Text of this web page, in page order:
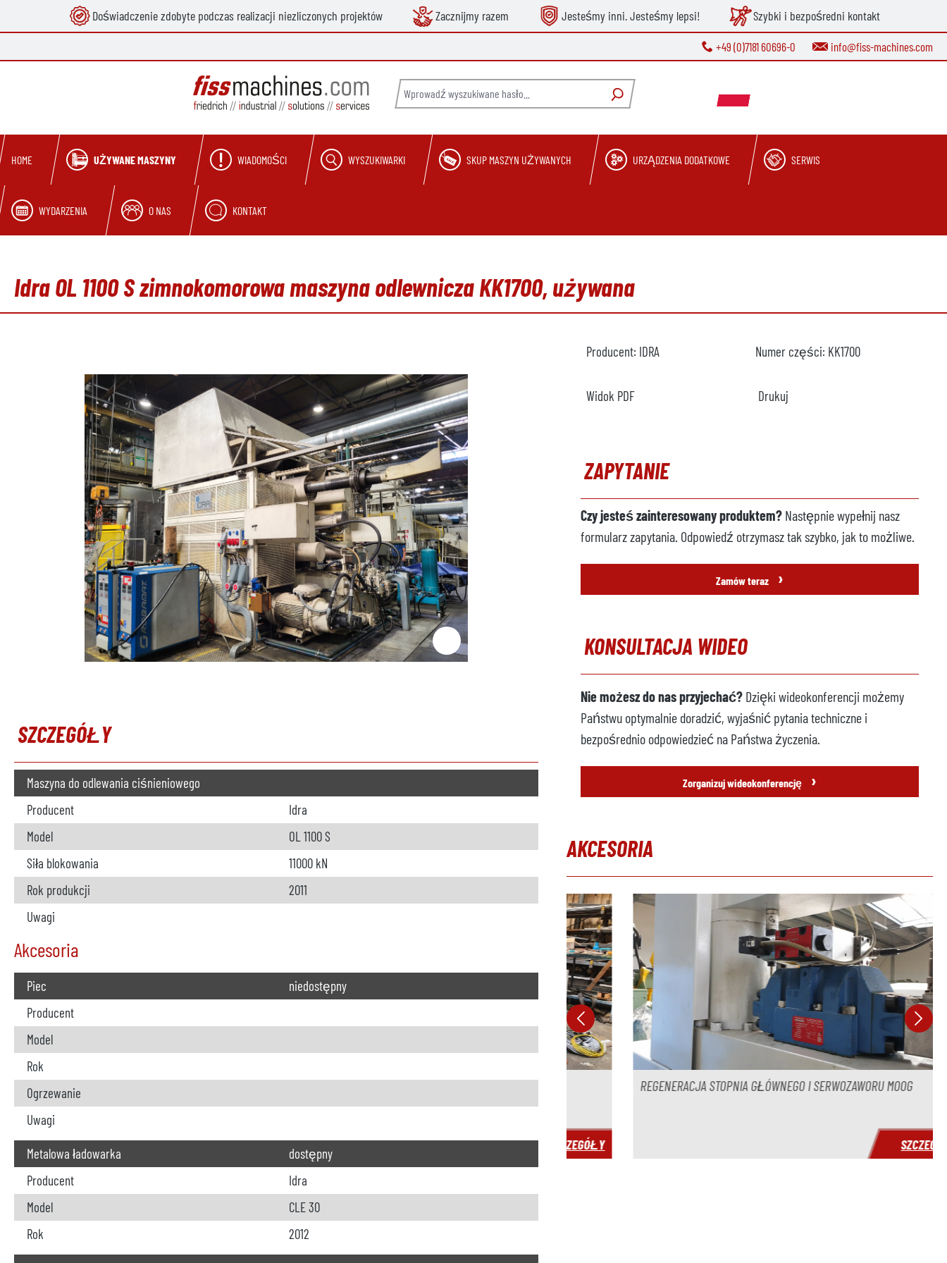
Przejdź do głównej nawigacji
Doświadczenie zdobyte podczas realizacji niezliczonych projektów Zacznijmy razem Jesteśmy inni. Jesteśmy lepsi! Szybki i bezpośredni kontakt
+49 (0)7181 60696-0 info@fiss-machines.com
HOME UŻYWANE MASZYNY WIADOMOŚCI WYSZUKIWARKI SKUP MASZYN UŻYWANYCH URZĄDZENIA DODATKOWE SERWIS
WYDARZENIA O NAS KONTAKT
Idra OL 1100 S zimnokomorowa maszyna odlewnicza KK1700, używana
SZCZEGÓŁY
Maszyna do odlewania ciśnieniowego
Producent
Idra
Model
OL 1100 S
Siła blokowania
11000 kN
Rok produkcji
2011
Uwagi
Akcesoria
Piec
niedostępny
Producent
Model
Rok
Ogrzewanie
Uwagi
Metalowa ładowarka
dostępny
Producent
Idra
Model
CLE 30
Rok
2012
Producent: IDRA Numer części: KK1700
Widok PDF Drukuj
ZAPYTANIE
Czy jesteś zainteresowany produktem? Następnie wypełnij nasz
formularz zapytania. Odpowiedź otrzymasz tak szybko, jak to możliwe.
Zamów teraz ›
KONSULTACJA WIDEO
Nie możesz do nas przyjechać? Dzięki wideokonferencji możemy
Państwu optymalnie doradzić, wyjaśnić pytania techniczne i
bezpośrednio odpowiedzieć na Państwa życzenia.
Zorganizuj wideokonferencję ›
AKCESORIA
REGENERACJA ZIMNOKOMOROWEJ MASZYNY ODLEWNICZEJ
SZCZEGÓŁY
REGENERACJA STOPNIA GŁÓWNEGO I SERWOZAWORU MOOG
SZCZEGÓŁY